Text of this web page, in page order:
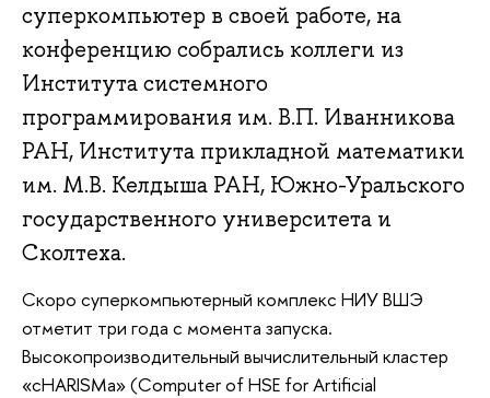
суперкомпьютер в своей работе, на
конференцию собрались коллеги из
Института системного
программирования им. В.П. Иванникова
РАН, Института прикладной математики
им. М.В. Келдыша РАН, Южно-Уральского
государственного университета и
Сколтеха.
Скоро суперкомпьютерный комплекс НИУ ВШЭ
отметит три года с момента запуска.
Высокопроизводительный вычислительный кластер
«cHARISMa» (Computer of HSE for Artificial